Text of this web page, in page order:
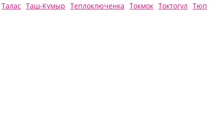
Талас Таш-Кумыр Теплоключенка Токмок Токтогул Тюп